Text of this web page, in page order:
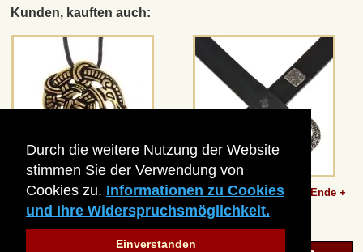
Durch die weitere Nutzung der Website
stimmen Sie der Verwendung von
Cookies zu. Informationen zu Cookies
und Ihre Widerspruchsmöglichkeit.
Einverstanden
Kunden, kauften auch:
Amulett Midgardschlange
4,68 €* *
Wikinger-Gürtel 3 cm / Ende +
Nieten
ab40,33 €*